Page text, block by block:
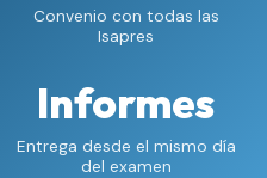
Convenio con todas las
Isapres
Informes
Entrega desde el mismo día
del examen